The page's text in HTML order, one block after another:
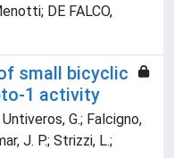
DE FALCO,
small bicyclic
1 activity
G.; Falcigno,
J. P.; Strizzi, L.;